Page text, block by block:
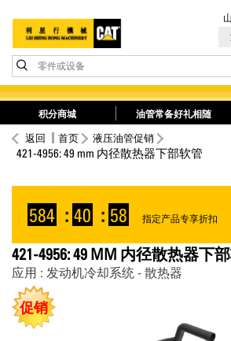
零件或设备
积分商城 油管常备好礼相随
返回 首页 液压油管促销
421-4956: 49 mm 内径散热器下部软管
584 : 40 : 58 指定产品专享折扣
421-4956: 49 MM 内径散热器下
应用 : 发动机冷却系统 - 散热器
促销